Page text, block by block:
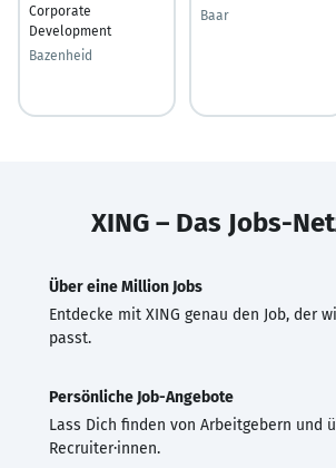
Corporate
Development
Bazenheid
Baar
XING – Das Jobs-
Über eine Million Jobs
Entdecke mit XING genau den Job, der
passt.
Persönliche Job-Angebote
Lass Dich finden von Arbeitgebern und
Recruiter·innen.